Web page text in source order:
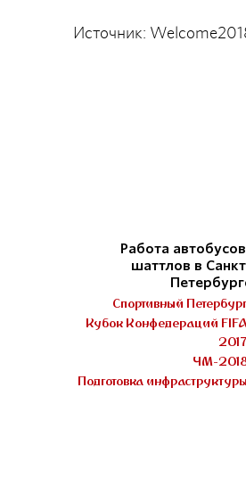
Источник:
Работа
шаттлов в
Спортивный
Кубок Конфедераций
2017
ЧМ-
Подготовка инфраструктуры